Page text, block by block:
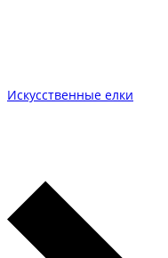
Искусственные елки